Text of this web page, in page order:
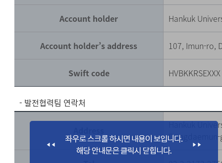
Account holder Hankuk
Account holder’s address 107, Imun-ro,
Swift code HVBKKRSEXXX
- 발전협력팀 연락처
Hankuk
Dongdaemun-